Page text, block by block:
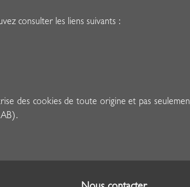
consulter les liens suivants :
des cookies de toute origine et pas